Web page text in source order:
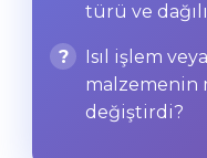
türü ve
Isıl işlem
malzemenin
değiştirdi?